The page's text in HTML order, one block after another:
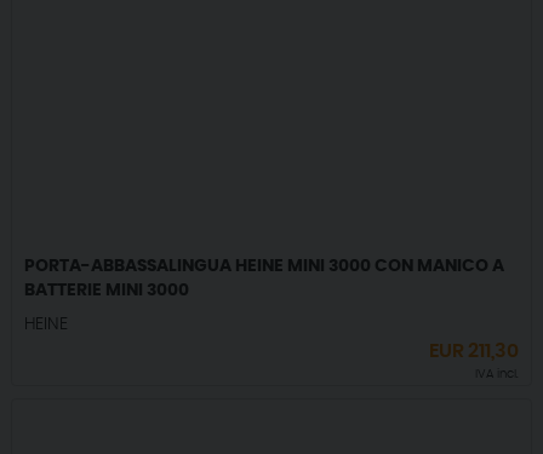
PORTA-ABBASSALINGUA HEINE MINI 3000 CON MANICO A
BATTERIE MINI 3000
HEINE
EUR 211,30
IVA incl.